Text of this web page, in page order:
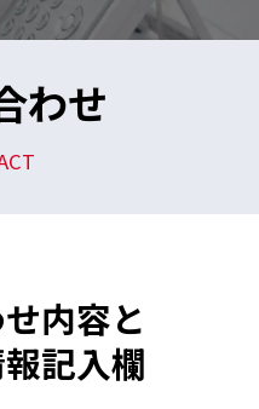
わせ
内容と
記入欄